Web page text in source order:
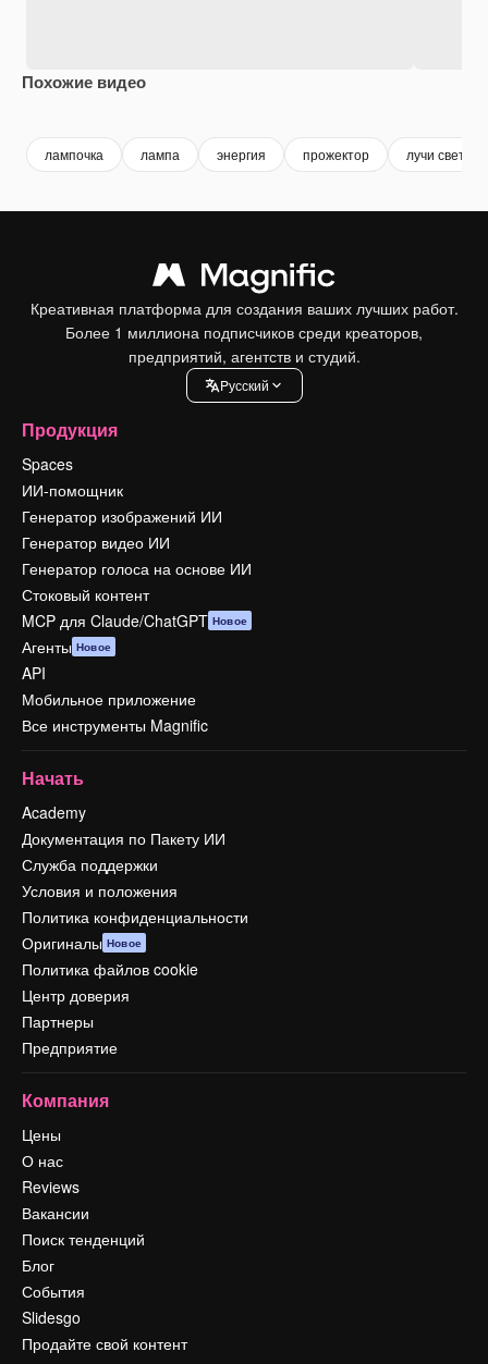
Похожие видео
лампочка лампа энергия прожектор лучи света
Креативная платформа для создания ваших лучших работ.
Более 1 миллиона подписчиков среди креаторов,
предприятий, агентств и студий.
Pусский
Продукция
Spaces
ИИ-помощник
Генератор изображений ИИ
Генератор видео ИИ
Генератор голоса на основе ИИ
Стоковый контент
MCP для Claude/ChatGPT Новое
Агенты Новое
API
Мобильное приложение
Все инструменты Magnific
Начать
Academy
Документация по Пакету ИИ
Служба поддержки
Условия и положения
Политика конфиденциальности
Оригиналы Новое
Политика файлов cookie
Центр доверия
Партнеры
Предприятие
Компания
Цены
О нас
Reviews
Вакансии
Поиск тенденций
Блог
События
Slidesgo
Продайте свой контент